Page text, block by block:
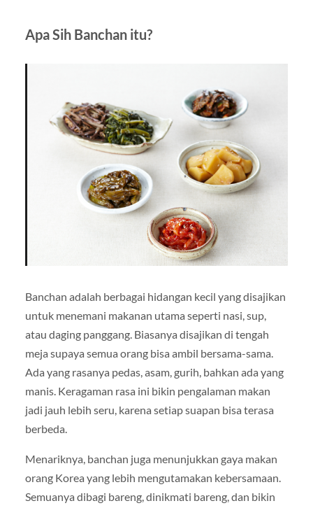
Apa Sih Banchan itu?
Banchan adalah berbagai hidangan kecil yang disajikan
untuk menemani makanan utama seperti nasi, sup,
atau daging panggang. Biasanya disajikan di tengah
meja supaya semua orang bisa ambil bersama-sama.
Ada yang rasanya pedas, asam, gurih, bahkan ada yang
manis. Keragaman rasa ini bikin pengalaman makan
jadi jauh lebih seru, karena setiap suapan bisa terasa
berbeda.
Menariknya, banchan juga menunjukkan gaya makan
orang Korea yang lebih mengutamakan kebersamaan.
Semuanya dibagi bareng, dinikmati bareng, dan bikin